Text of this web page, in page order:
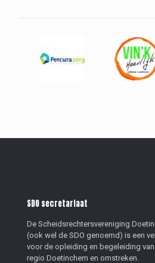
SDO secretariaat
De Scheidsrechtersvereniging
(ook wel de SDO genoemd) is een
voor de opleiding en begeleiding
regio Doetinchem en omstreken.